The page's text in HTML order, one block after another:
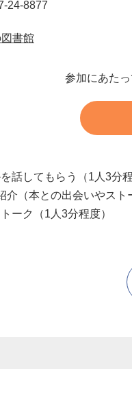
24-8877
書館
参加にあた
話してもらう（1人3分程
（本との出会いやスト
ーク（1人3分程度）